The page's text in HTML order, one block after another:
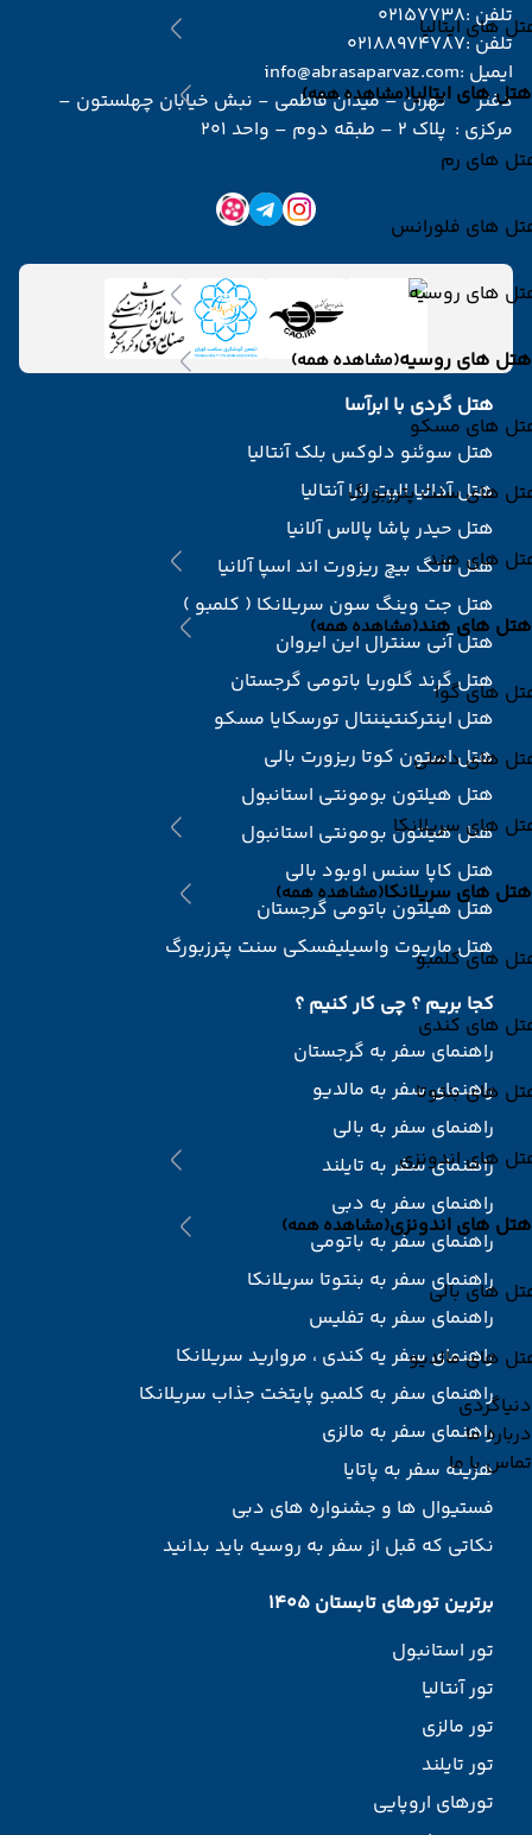
های ایتالیا
هتل های ایتالیا(مشاهده همه)
های رم
های فلورانس
های روسیه
هتل های روسیه(مشاهده همه)
های مسکو
های سنت پترزبورگ
های هند
هتل های هند(مشاهده همه)
های گوا
های دهلی
های سریلانکا
هتل های سریلانکا(مشاهده همه)
های کلمبو
های کندی
های بنتوتا
های اندونزی
هتل های اندونزی(مشاهده همه)
های بالی
های مالدیو
دنیاگردی
درباره ما
تماس با ما
تلفن :02157738
تلفن :02188974787
ایمیل :info@abrasaparvaz.com
دفتر
مرکزی :
تهران – میدان فاطمی - نبش خیابان چهلستون –
پلاک 2 – طبقه دوم – واحد 201
هتل گردی با ابرآسا
هتل سوئنو دلوکس بلک آنتالیا
هتل آدالیا الیت لارا آنتالیا
هتل حیدر پاشا پالاس آلانیا
هتل لانگ بیچ ریزورت اند اسپا آلانیا
هتل جت وینگ سون سریلانکا ( کلمبو )
هتل آنی سنترال این ایروان
هتل گرند گلوریا باتومی گرجستان
هتل اینترکنتیننتال تورسکایا مسکو
هتل استون کوتا ریزورت بالی
هتل هیلتون بومونتی استانبول
هتل هیلتون بومونتی استانبول
هتل کاپا سنس اوبود بالی
هتل هیلتون باتومی گرجستان
هتل ماریوت واسیلیفسکی سنت پترزبورگ
کجا بریم ؟ چی کار کنیم ؟
راهنمای سفر به گرجستان
راهنمای سفر به مالدیو
راهنمای سفر به بالی
راهنمای سفر به تایلند
راهنمای سفر به دبی
راهنمای سفر به باتومی
راهنمای سفر به بنتوتا سریلانکا
راهنمای سفر به تفلیس
راهنمای سفر یه کندی ، مروارید سریلانکا
راهنمای سفر به کلمبو پایتخت جذاب سریلانکا
راهنمای سفر به مالزی
هزینه سفر به پاتایا
فستیوال ها و جشنواره های دبی
نکاتی که قبل از سفر به روسیه باید بدانید
برترین تورهای تابستان 1405
تور استانبول
تور آنتالیا
تور مالزی
تور تایلند
تورهای اروپایی